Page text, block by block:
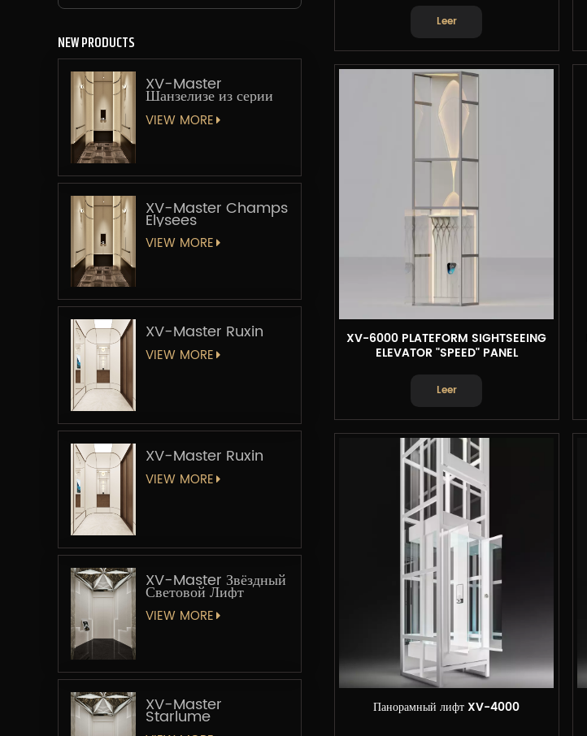
NEW PRODUCTS
XV-Master
Шанзелизе из серии
«Мастер-лифт»
VIEW MORE
XV-Master Champs
Elysees
VIEW MORE
XV-Master Ruxin
VIEW MORE
XV-Master Ruxin
VIEW MORE
XV-Master Звёздный
Световой Лифт
VIEW MORE
XV-Master
Starlume
Leer
XV-6000 PLATEFORM SIGHTSEEING
ELEVATOR "SPEED" PANEL
Leer
Панорамный лифт XV-4000